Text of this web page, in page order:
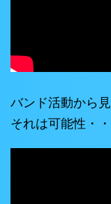
バンド活動から
それは可能性・・